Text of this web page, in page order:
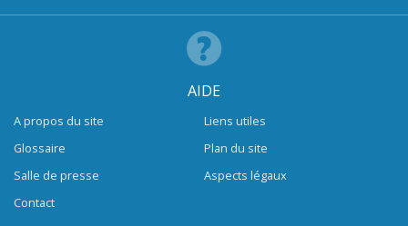
AIDE
A propos du site
Glossaire
Salle de presse
Contact
Liens utiles
Plan du site
Aspects légaux